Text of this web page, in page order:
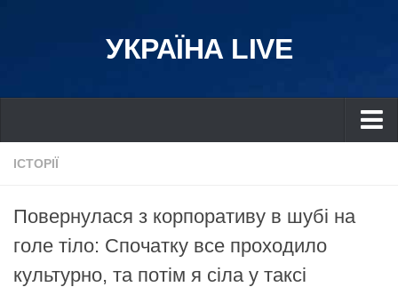
УКРАЇНА LIVE
Україна
Дніпро
Львів
Івано-Франківськ
ІСТОРІЇ
Повернулася з корпоративу в шубі на
голе тіло: Спочатку все проходило
культурно, та потім я сіла у таксі